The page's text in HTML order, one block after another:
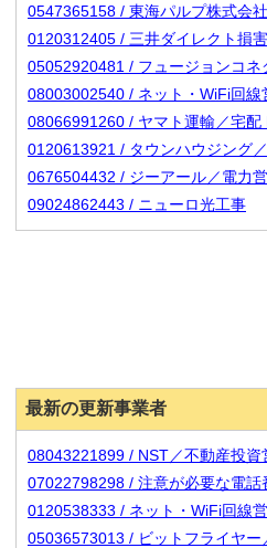
0547365158 / 東海パルプ株式会
0120312405 / 三井ダイレクト損
05052920481 / フュージョンコネ
08003002540 / ネット・WiFi回線
08066991260 / ヤマト運輸／宅配
0120613921 / タウンハウジング
0676504432 / ジーアール／電力
09024862443 / ニューロ光工事
最新の更新事業者
08043221899 / NST／不動産投資
07022798298 / 注意が必要な電話
0120538333 / ネット・WiFi回線
05036573013 / ビットフライヤー